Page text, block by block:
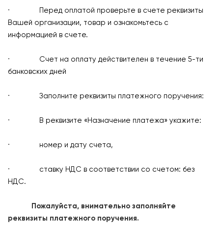
· Перед оплатой проверьте в счете реквизиты
Вашей организации, товар и ознакомьтесь с
информацией в счете.
· Счет на оплату действителен в течение 5-ти
банковских дней
· Заполните реквизиты платежного поручения:
· В реквизите «Назначение платежа» укажите:
· номер и дату счета,
· ставку НДС в соответствии со счетом: без
НДС.
Пожалуйста, внимательно заполняйте
реквизиты платежного поручения.